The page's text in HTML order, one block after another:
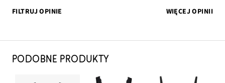
FILTRUJ OPINIE
WIĘCEJ OPINII
PODOBNE PRODUKTY